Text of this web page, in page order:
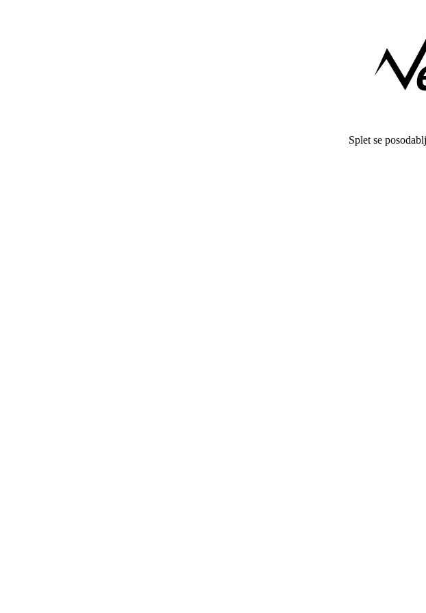
Splet se